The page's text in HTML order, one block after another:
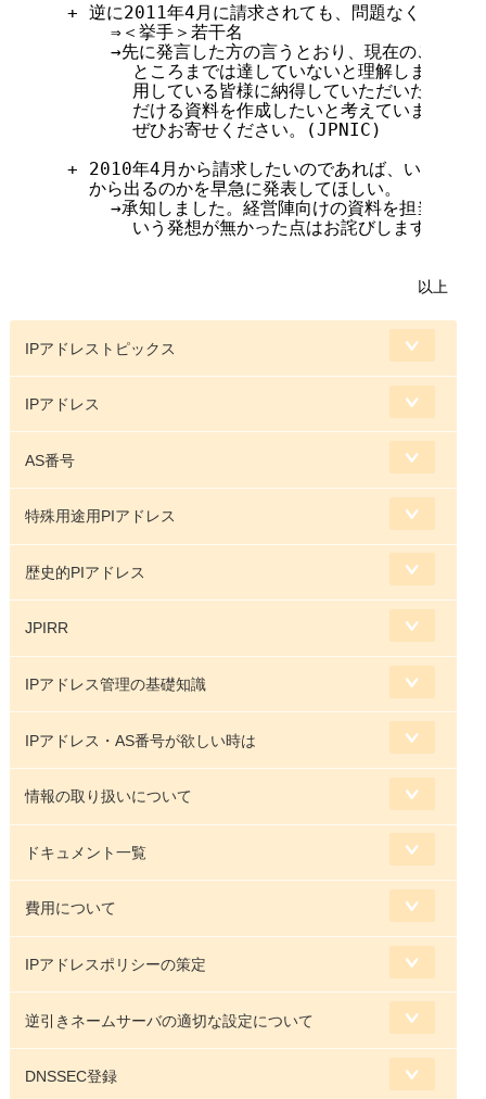
+ 逆に2011年4月に請求されても、問題なく対応可
      ⇒＜挙手＞若干名
→先に発言した方の言うとおり、現在のご説明
ところまでは達していないと理解しました。
用している皆様に納得していただいた上で、
だける資料を作成したいと考えていますので
        ぜひお寄せください。(JPNIC)
+ 2010年4月から請求したいのであれば、いつまで
    から出るのかを早急に発表してほしい。
→承知しました。経営陣向けの資料を担当者向
いう発想が無かった点はお詫びします。
以上
IPアドレストピックス
IPアドレス
AS番号
特殊用途用PIアドレス
歴史的PIアドレス
JPIRR
IPアドレス管理の基礎知識
IPアドレス・AS番号が欲しい時は
情報の取り扱いについて
ドキュメント一覧
費用について
IPアドレスポリシーの策定
逆引きネームサーバの適切な設定について
DNSSEC登録